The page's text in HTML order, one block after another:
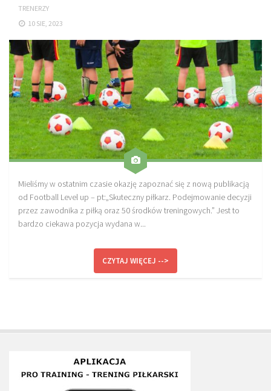
Drążki do ćwiczeń PRO TRAINING
Guma oporowa PRO TRAINING
PRODUKTY
Piłkarska Kuchnia
Poradnik Piłkarza
Zeszyt Trenera
Dziennik Piłkarza
Planer Trenera – dziennik, konspekty, notatki
Plany treningowe
Plan treningowy core stability
Plan treningowy szybkość i dynamika
TRENERZY
10 SIE, 2023
Mieliśmy w ostatnim czasie okazję zapoznać się z nową publikacją
od Football Level up – pt:„Skuteczny piłkarz. Podejmowanie decyzji
przez zawodnika z piłką oraz 50 środków treningowych.” Jest to
bardzo ciekawa pozycja wydana w...
CZYTAJ WIĘCEJ -->